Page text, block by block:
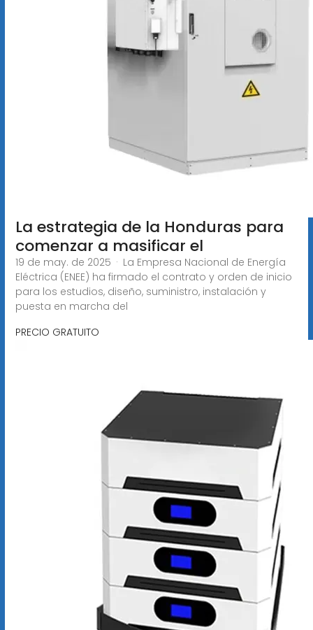
La estrategia de la Honduras para
comenzar a masificar el
19 de may. de 2025 · La Empresa Nacional de Energía
Eléctrica (ENEE) ha firmado el contrato y orden de inicio
para los estudios, diseño, suministro, instalación y
puesta en marcha del
PRECIO GRATUITO